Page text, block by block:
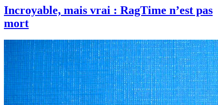
Incroyable, mais vrai : RagTime n’est pas
mort